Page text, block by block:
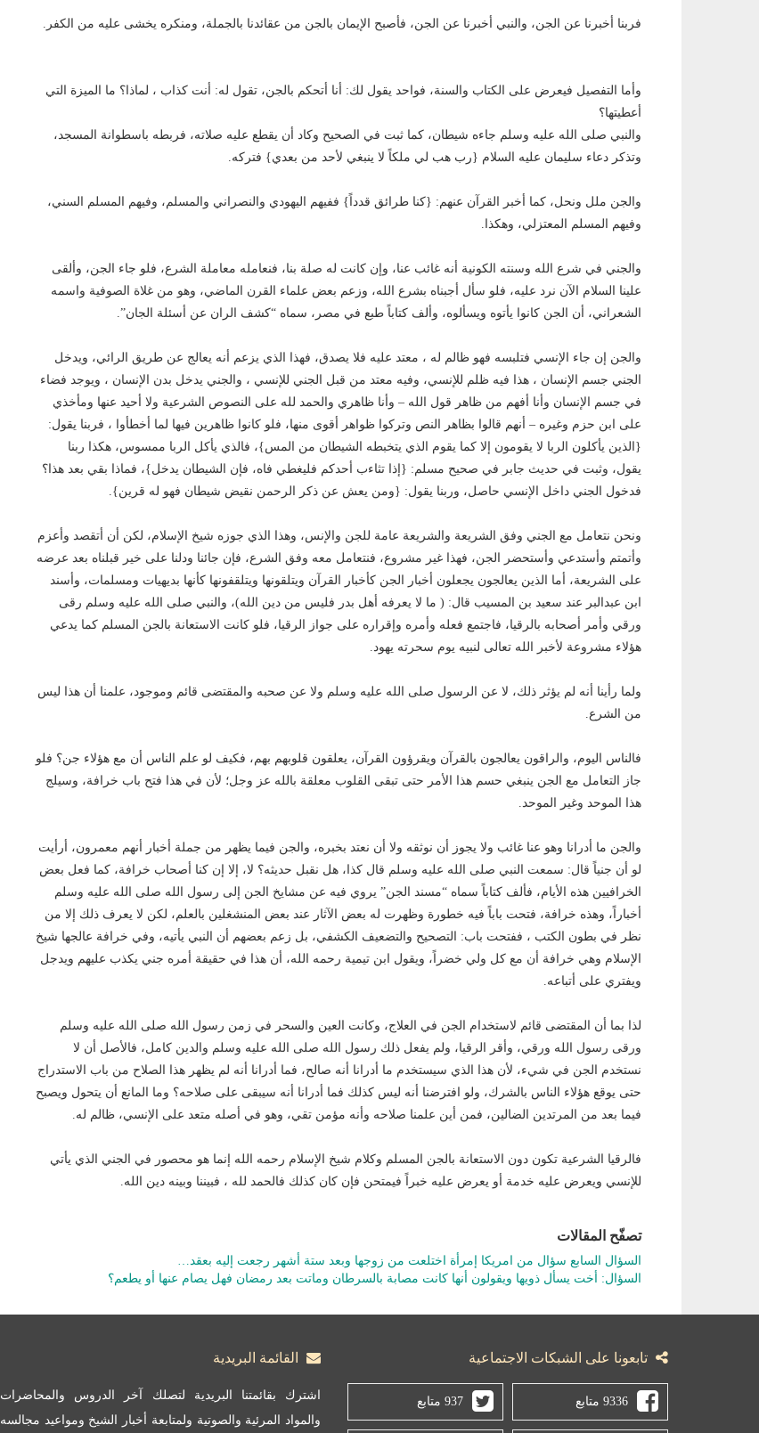
فربنا أخبرنا عن الجن، والنبي أخبرنا عن الجن، فأصبح الإيمان بالجن من عقائدنا بالجملة، ومنكره يخشى عليه من الكفر.
وأما التفصيل فيعرض على الكتاب والسنة، فواحد يقول لك: أنا أتحكم بالجن، تقول له: أنت كذاب ، لماذا؟ ما الميزة التي
أعطيتها؟
والنبي صلى الله عليه وسلم جاءه شيطان، كما ثبت في الصحيح وكاد أن يقطع عليه صلاته، فربطه باسطوانة المسجد،
وتذكر دعاء سليمان عليه السلام {رب هب لي ملكاً لا ينبغي لأحد من بعدي} فتركه.
والجن ملل ونحل، كما أخبر القرآن عنهم: {كنا طرائق قدداً} ففيهم اليهودي والنصراني والمسلم، وفيهم المسلم السني،
وفيهم المسلم المعتزلي، وهكذا.
والجني في شرع الله وسنته الكونية أنه غائب عنا، وإن كانت له صلة بنا، فنعامله معاملة الشرع، فلو جاء الجن، وألقى
علينا السلام الآن نرد عليه، فلو سأل أجبناه بشرع الله، وزعم بعض علماء القرن الماضي، وهو من غلاة الصوفية واسمه
الشعراني، أن الجن كانوا يأتوه ويسألوه، وألف كتاباً طبع في مصر، سماه “كشف الران عن أسئلة الجان”.
والجن إن جاء الإنسي فتلبسه فهو ظالم له ، معتد عليه فلا يصدق، فهذا الذي يزعم أنه يعالج عن طريق الرائي، ويدخل
الجني جسم الإنسان ، هذا فيه ظلم للإنسي، وفيه معتد من قبل الجني للإنسي ، والجني يدخل بدن الإنسان ، ويوجد فضاء
في جسم الإنسان وأنا أفهم من ظاهر قول الله – وأنا ظاهري والحمد لله على النصوص الشرعية ولا أحيد عنها ومأخذي
على ابن حزم وغيره – أنهم قالوا بظاهر النص وتركوا ظواهر أقوى منها، فلو كانوا ظاهرين فيها لما أخطأوا ، فربنا يقول:
{الذين يأكلون الربا لا يقومون إلا كما يقوم الذي يتخبطه الشيطان من المس}، فالذي يأكل الربا ممسوس، هكذا ربنا
يقول، وثبت في حديث جابر في صحيح مسلم: {إذا تثاءب أحدكم فليغطي فاه، فإن الشيطان يدخل}، فماذا بقي بعد هذا؟
فدخول الجني داخل الإنسي حاصل، وربنا يقول: {ومن يعش عن ذكر الرحمن نقيض شيطان فهو له قرين}.
ونحن نتعامل مع الجني وفق الشريعة والشريعة عامة للجن والإنس، وهذا الذي جوزه شيخ الإسلام، لكن أن أتقصد وأعزم
وأتمتم وأستدعي وأستحضر الجن، فهذا غير مشروع، فنتعامل معه وفق الشرع، فإن جائنا ودلنا على خير قبلناه بعد عرضه
على الشريعة، أما الذين يعالجون يجعلون أخبار الجن كأخبار القرآن ويتلقونها ويتلقفونها كأنها بديهيات ومسلمات، وأسند
ابن عبدالبر عند سعيد بن المسيب قال: ( ما لا يعرفه أهل بدر فليس من دين الله)، والنبي صلى الله عليه وسلم رقى
ورقي وأمر أصحابه بالرقيا، فاجتمع فعله وأمره وإقراره على جواز الرقيا، فلو كانت الاستعانة بالجن المسلم كما يدعي
هؤلاء مشروعة لأخبر الله تعالى لنبيه يوم سحرته يهود.
ولما رأينا أنه لم يؤثر ذلك، لا عن الرسول صلى الله عليه وسلم ولا عن صحبه والمقتضى قائم وموجود، علمنا أن هذا ليس
من الشرع.
فالناس اليوم، والراقون يعالجون بالقرآن ويقرؤون القرآن، يعلقون قلوبهم بهم، فكيف لو علم الناس أن مع هؤلاء جن؟ فلو
جاز التعامل مع الجن ينبغي حسم هذا الأمر حتى تبقى القلوب معلقة بالله عز وجل؛ لأن في هذا فتح باب خرافة، وسيلج
هذا الموحد وغير الموحد.
والجن ما أدرانا وهو عنا غائب ولا يجوز أن نوثقه ولا أن نعتد بخبره، والجن فيما يظهر من جملة أخبار أنهم معمرون، أرأيت
لو أن جنياً قال: سمعت النبي صلى الله عليه وسلم قال كذا، هل نقبل حديثه؟ لا، إلا إن كنا أصحاب خرافة، كما فعل بعض
الخرافيين هذه الأيام، فألف كتاباً سماه “مسند الجن” يروي فيه عن مشايخ الجن إلى رسول الله صلى الله عليه وسلم
أخباراً، وهذه خرافة، فتحت باباً فيه خطورة وظهرت له بعض الآثار عند بعض المنشغلين بالعلم، لكن لا يعرف ذلك إلا من
نظر في بطون الكتب ، ففتحت باب: التصحيح والتضعيف الكشفي، بل زعم بعضهم أن النبي يأتيه، وفي خرافة عالجها شيخ
الإسلام وهي خرافة أن مع كل ولي خضراً، ويقول ابن تيمية رحمه الله، أن هذا في حقيقة أمره جني يكذب عليهم ويدجل
ويفتري على أتباعه.
لذا بما أن المقتضى قائم لاستخدام الجن في العلاج، وكانت العين والسحر في زمن رسول الله صلى الله عليه وسلم
ورقى رسول الله ورقي، وأقر الرقيا، ولم يفعل ذلك رسول الله صلى الله عليه وسلم والدين كامل، فالأصل أن لا
نستخدم الجن في شيء، لأن هذا الذي سيستخدم ما أدرانا أنه صالح، فما أدرانا أنه لم يظهر هذا الصلاح من باب الاستدراج
حتى يوقع هؤلاء الناس بالشرك، ولو افترضنا أنه ليس كذلك فما أدرانا أنه سيبقى على صلاحه؟ وما المانع أن يتحول ويصبح
فيما بعد من المرتدين الضالين، فمن أين علمنا صلاحه وأنه مؤمن تقي، وهو في أصله متعد على الإنسي، ظالم له.
فالرقيا الشرعية تكون دون الاستعانة بالجن المسلم وكلام شيخ الإسلام رحمه الله إنما هو محصور في الجني الذي يأتي
للإنسي ويعرض عليه خدمة أو يعرض عليه خبراً فيمتحن فإن كان كذلك فالحمد لله ، فبيننا وبينه دين الله.
تصفّح المقالات
السؤال السابع سؤال من امريكا إمرأة اختلعت من زوجها وبعد ستة أشهر رجعت إليه بعقد…
السؤال: أخت يسأل ذويها ويقولون أنها كانت مصابة بالسرطان وماتت بعد رمضان فهل يصام عنها أو يطعم؟
تابعونا على الشبكات الاجتماعية
9336 متابع 937 متابع
القائمة البريدية
اشترك بقائمتنا البريدية لتصلك آخر الدروس والمحاضرات
والمواد المرئية والصوتية ولمتابعة أخبار الشيخ ومواعيد مجالسه